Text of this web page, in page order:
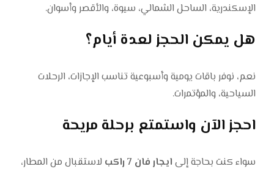
الإسكندرية، الساحل الشمالي، سيوة، والأقصر وأسوان.
هل يمكن الحجز لعدة أيام؟
نعم، نوفر باقات يومية وأسبوعية تناسب الإجازات، الرحلات
السياحية، والمؤتمرات.
احجز الآن واستمتع برحلة مريحة
سواء كنت بحاجة إلى ايجار فان 7 راكب
لاستقبال من المطار،